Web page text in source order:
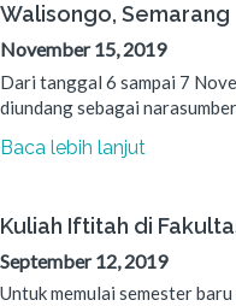
Walisongo, Semarang
November 15, 2019
Dari tanggal 6 sampai 7
diundang sebagai
Baca lebih lanjut
Kuliah Iftitah di
September 12, 2019
Untuk memulai semester